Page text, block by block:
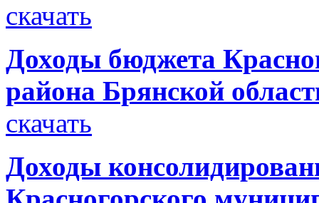
скачать
Доходы бюджета
района Брянской
скачать
Доходы